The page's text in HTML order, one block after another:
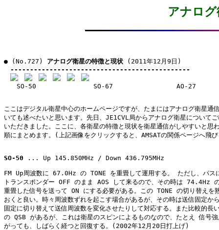
アナロ
● (No.727) アナログ衛星の特徴と現状 (2011年12月9日)
----------------------------------------------
SO-50　　　　　　　　　SO-67　　　　　　　　　　AO-27　　　
ここはデジタル衛星中心のホームページですが、たまにはアナログ衛星通
いても述べたいと思います。先日、JE1CVL局からアナログ衛星について
いただきました。ここに、各衛星の特徴と現状を衛星通信がしやすいと思
順にまとめます。(上記画像をクリックすると、AMSATの関係ページへ飛
SO-50 ... Up 145.850MHz / Down 436.795MHz
FM Up周波数に 67.0Hz の TONE を重畳して運用する。 ただし、パス
トランスポンダー OFF のまま AOS して来るので、その時は 74.4Hz
重畳した信号を送って ON にする必要がある。この TONE の切り替えを
おくと良い。時々周波数ずれを起こす場合があるが、その時は送信固定か
固定に切り替えて送信周波数を変化させたりして対応する。また比較的長
の QSB があるが、これは衛星のスピンによるものなので、たとえ 信号
がっても、しばらく経つと回復する。(2002年12月20日打上げ)